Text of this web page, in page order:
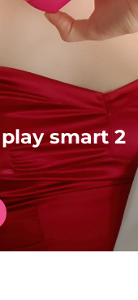
play smart 2
暢銷產